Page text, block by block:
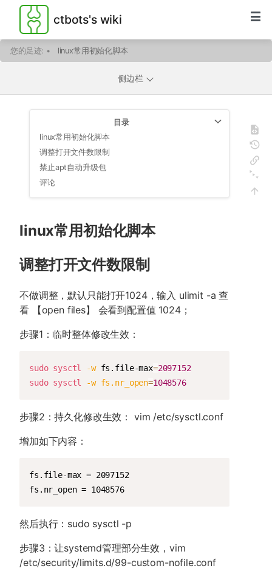
ctbots's wiki
您的足迹: • linux常用初始化脚本
侧边栏
目录
linux常用初始化脚本
调整打开文件数限制
禁止apt自动升级包
评论
linux常用初始化脚本
调整打开文件数限制
不做调整，默认只能打开1024，输入 ulimit -a 查
看 【open files】 会看到配置值 1024；
步骤1：临时整体修改生效：
sudo sysctl -w fs.file-max=2097152
sudo sysctl -w fs.nr_open=1048576
步骤2：持久化修改生效： vim /etc/sysctl.conf
增加如下内容：
fs.file-max = 2097152
fs.nr_open = 1048576
然后执行：sudo sysctl -p
步骤3：让systemd管理部分生效，vim
/etc/security/limits.d/99-custom-nofile.conf